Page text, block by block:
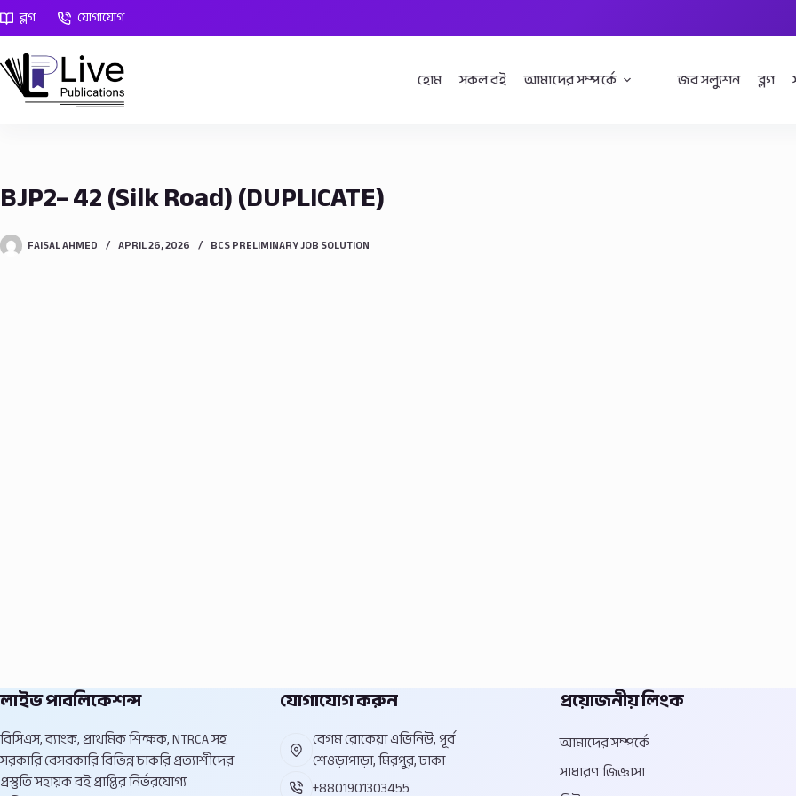
Skip
to
content
ব্লগ যোগাযোগ
হোম সকল বই আমাদের সম্পর্কে জব সল্যুশন ব্লগ
BJP2– 42 (Silk Road) (DUPLICATE)
FAISAL AHMED APRIL 26, 2026 BCS PRELIMINARY JOB SOLUTION
লাইভ পাবলিকেশন্স
বিসিএস, ব্যাংক, প্রাথমিক শিক্ষক, NTRCA সহ
সরকারি বেসরকারি বিভিন্ন চাকরি প্রত্যাশীদের
প্রস্তুতি সহায়ক বই প্রাপ্তির নির্ভরযোগ্য
যোগাযোগ করুন
বেগম রোকেয়া এভিনিউ, পূর্ব
শেওড়াপাড়া, মিরপুর, ঢাকা
+8801901303455
প্রয়োজনীয় লিংক
আমাদের সম্পর্কে
সাধারণ জিজ্ঞাসা